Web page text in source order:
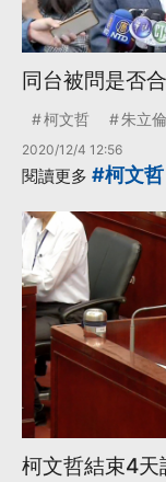
同台被問是否
柯文哲 朱立倫
2020/12/4 12:56
閱讀更多 #柯文哲
柯文哲結束4天